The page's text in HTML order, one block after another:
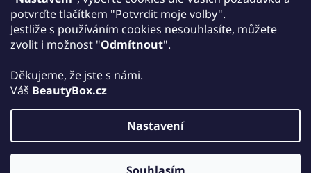
potvrďte tlačítkem "Potvrdit moje volby".
Jestliže s používáním cookies nesouhlasíte, můžete
zvolit i možnost "Odmítnout".
Děkujeme, že jste s námi.
Váš BeautyBox.cz
Nastavení
Kontakt
Zpětný odběr elektrozařízení
Copyright 2026Beautybox.cz. Všechna práva vyhrazena.